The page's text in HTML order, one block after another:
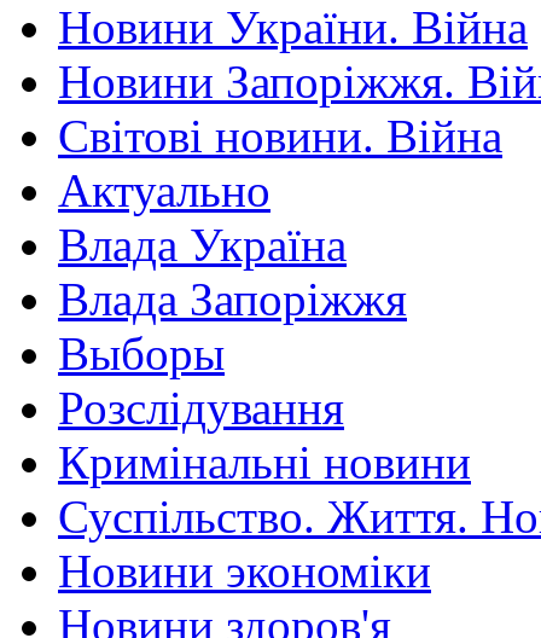
Новини України. Війна
Новини Запоріжжя.
Світові новини. Війна
Актуально
Влада Україна
Влада Запоріжжя
Выборы
Розслідування
Кримінальні новини
Суспільство. Життя.
Новини экономіки
Новини здоров'я